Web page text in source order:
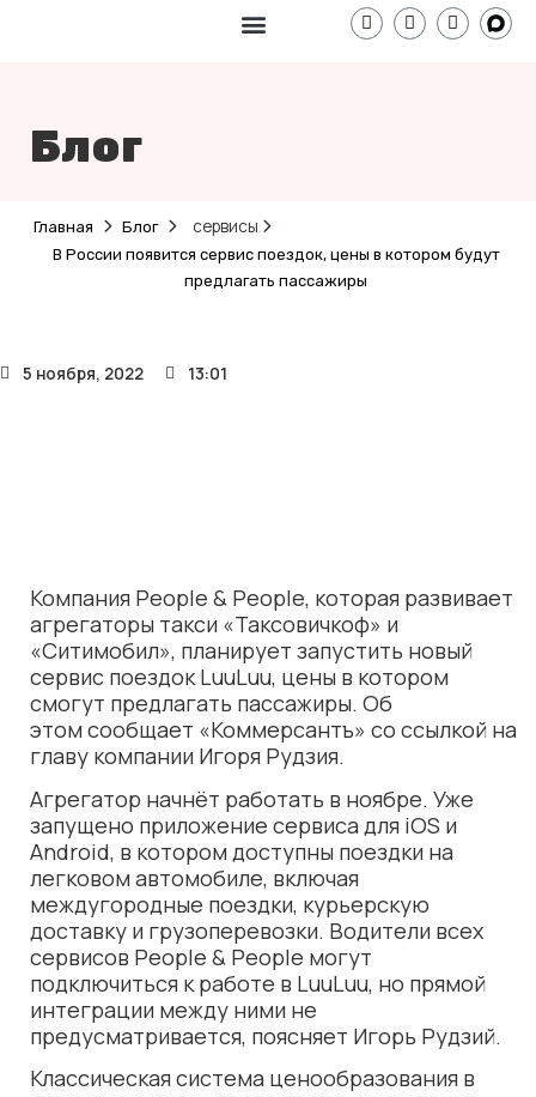
T
e
W
h
V
i
Блог
Главная Блог сервисы
В России появится сервис поездок, цены в котором будут
предлагать пассажиры
5 ноября, 2022 13:01
Компания People & People, которая развивает
агрегаторы такси «Таксовичкоф» и
«Ситимобил», планирует запустить новый
сервис поездок LuuLuu, цены в котором
смогут предлагать пассажиры. Об
этом сообщает «Коммерсантъ» со ссылкой на
главу компании Игоря Рудзия.
Агрегатор начнёт работать в ноябре. Уже
запущено приложение сервиса для iOS и
Android, в котором доступны поездки на
легковом автомобиле, включая
междугородные поездки, курьерскую
доставку и грузоперевозки. Водители всех
сервисов People & People могут
подключиться к работе в LuuLuu, но прямой
интеграции между ними не
предусматривается, поясняет Игорь Рудзий.
Классическая система ценообразования в